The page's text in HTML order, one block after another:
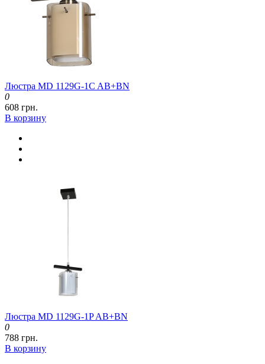
Люстра MD 1129G-1C AB+BN
0
608 грн.
В корзину
Люстра MD 1129G-1P AB+BN
0
788 грн.
В корзину